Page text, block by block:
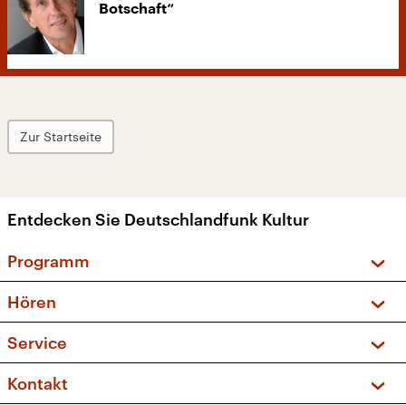
Botschaft“
Zur Startseite
Entdecken Sie Deutschlandfunk Kultur
Programm
Sendungen und Podcasts
Musikliste
Kakadu – Das Kinderprogramm
Hören
Frequenzen (UKW + DAB+)
Service
FAQ
Kontakt